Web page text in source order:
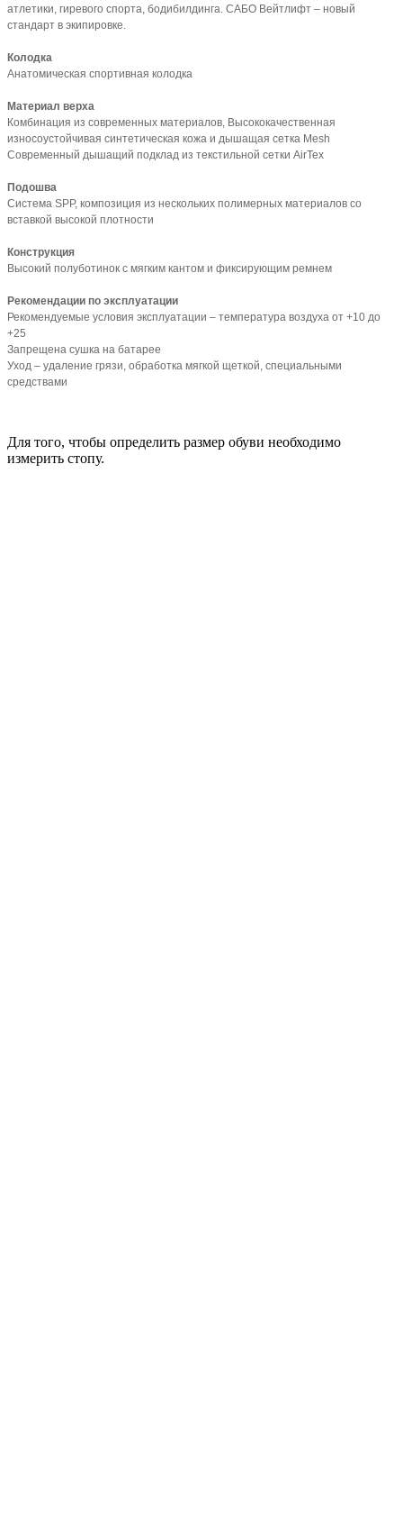
атлетики, гиревого спорта, бодибилдинга. САБО Вейтлифт – новый
стандарт в экипировке.
Колодка
Анатомическая спортивная колодка
Материал верха
Комбинация из современных материалов, Высококачественная
износоустойчивая синтетическая кожа и дышащая сетка Mesh
Современный дышащий подклад из текстильной сетки AirTex
Подошва
Система SPP, композиция из нескольких полимерных материалов со
вставкой высокой плотности
Конструкция
Высокий полуботинок с мягким кантом и фиксирующим ремнем
Рекомендации по эксплуатации
Рекомендуемые условия эксплуатации – температура воздуха от +10 до
+25
Запрещена сушка на батарее
Уход – удаление грязи, обработка мягкой щеткой, специальными
средствами
Для того, чтобы определить размер обуви необходимо
измерить стопу.